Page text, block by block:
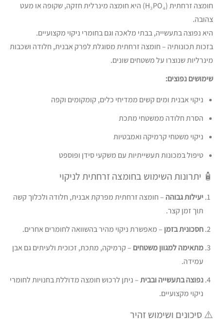
חומצה זרחתית (H₃PO₄) היא חומצה מינרלית חזקה, שקופה או מעט
צהובה.
היא נפוצה בתעשייה, בבתי מלאכה וגם בחומרי ניקוי מקצועיים.
בזכות תכונותיה – חומצה זרחתית מסוגלת לפרק אבנית, חלודה ושכבות
מינרליות שנוצרו על משטחים שונים.
שימושים נפוצים:
ניקוי אבנית ומים קשים ממדיחי כלים, קומקומים וקפה
הסרת חלודה ממשטחי מתכת
ניקוי משטחי קרמיקה ואמבטיות
טיפול במכונות תעשייתיות עם משקעי סידן ופוספט
🧴 יתרונות השימוש בחומצה זרחתית לניקוי
יעילות גבוהה – חומצה זרחתית מפרקת אבנית, חלודה ולכלוך קשה
תוך זמן קצר.
חסכונית בזמן – מאפשרת ניקוי מהיר בהשוואה לחומרים אחרים.
מתאימה למגוון משטחים – קרמיקה, מתכת, זכוכית ולעיתים גם אבן
עמידה.
נפוצה בתעשייה ובבית– ניתן לרכוש חומצה מדוללת בחנויות לחומרי
ניקוי מקצועיים.
⚠️ סיכונים ושימוש זהיר